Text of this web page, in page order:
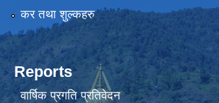
कर तथा शुल्कहरु
Reports
वार्षिक प्रगति प्रतिवेदन